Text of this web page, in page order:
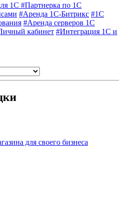
1С #Партнерка по 1С
#Аренда 1С-Битрикс #1С
#Аренда серверов 1С
кабинет #Интеграция 1С и
для своего бизнеса